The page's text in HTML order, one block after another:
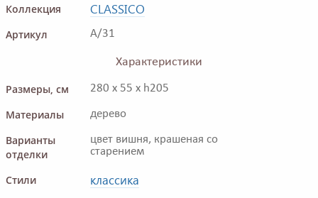
Коллекция CLASSICO
Артикул A/31
Характеристики
Размеры, см
280 x 55 x h205
Материалы дерево
Варианты
отделки
цвет вишня, крашеная со
старением
Стили классика